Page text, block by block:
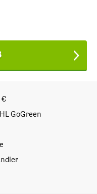
€
GoGreen